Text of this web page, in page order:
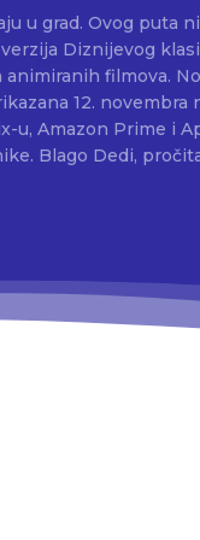
u grad. Ovog puta
Diznijevog
Nova verzija "Lady and the
12. novembra
u, Amazon Prime i
priprema bazu za svoj korisnike. Blago Dedi,